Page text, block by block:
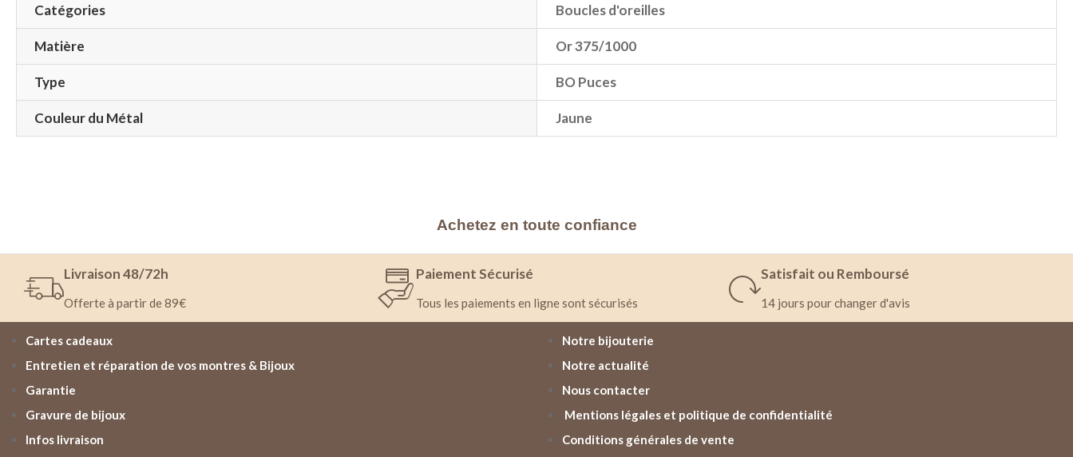
Catégories Boucles d'oreilles
Matière Or 375/1000
Type BO Puces
Couleur du Métal Jaune
Achetez en toute confiance
Livraison 48/72h
Offerte à partir de 89€
Paiement Sécurisé
Tous les paiements en ligne sont sécurisés
Satisfait ou Remboursé
14 jours pour changer d'avis
Cartes cadeaux
Entretien et réparation de vos montres & Bijoux
Garantie
Gravure de bijoux
Infos livraison
Notre bijouterie
Notre actualité
Nous contacter
Mentions légales et politique de confidentialité
Conditions générales de vente